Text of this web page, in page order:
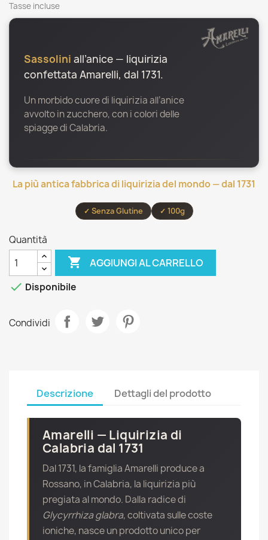
Tasse incluse
Sassolini all’anice — liquirizia
confettata Amarelli, dal 1731.
Un morbido cuore di liquirizia all’anice
avvolto in zucchero, con i colori delle
spiagge di Calabria.
La più antica fabbrica di liquirizia del mondo — dal 1731
✓ Senza Glutine ✓ 100g
Quantità
 AGGIUNGI AL CARRELLO
 Disponibile
Condividi
Descrizione Dettagli del prodotto
Amarelli — Liquirizia di
Calabria dal 1731
Dal 1731, la famiglia Amarelli produce a
Rossano, in Calabria, la liquirizia più
pregiata al mondo. Dalla radice di
Glycyrrhiza glabra, coltivata sulle coste
ioniche, nasce un prodotto unico per